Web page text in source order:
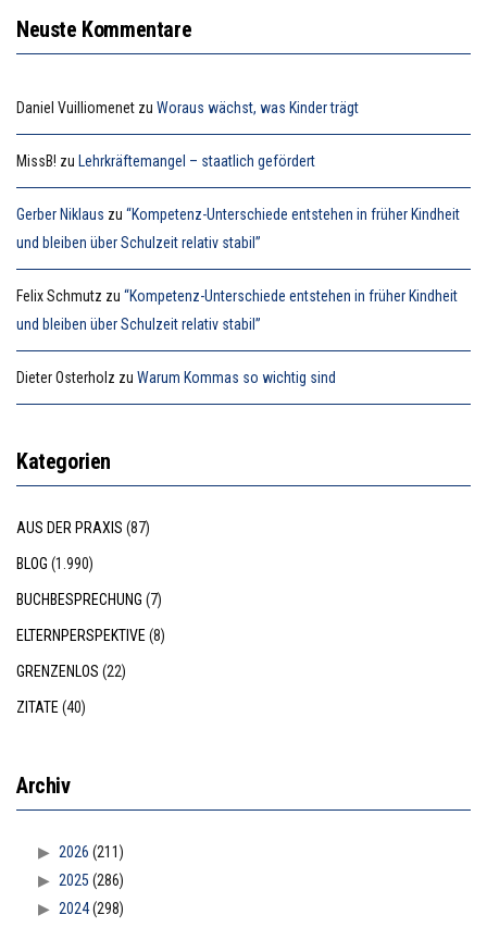
Neuste Kommentare
Daniel Vuilliomenet zu Woraus wächst, was Kinder trägt
MissB! zu Lehrkräftemangel – staatlich gefördert
Gerber Niklaus zu “Kompetenz-Unterschiede entstehen in früher Kindheit
und bleiben über Schulzeit relativ stabil”
Felix Schmutz zu “Kompetenz-Unterschiede entstehen in früher Kindheit
und bleiben über Schulzeit relativ stabil”
Dieter Osterholz zu Warum Kommas so wichtig sind
Kategorien
AUS DER PRAXIS (87)
BLOG (1.990)
BUCHBESPRECHUNG (7)
ELTERNPERSPEKTIVE(8)
GRENZENLOS (22)
ZITATE(40)
Archiv
2026 (211)
2025 (286)
2024(298)